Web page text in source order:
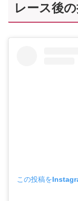
レース後
この投稿を